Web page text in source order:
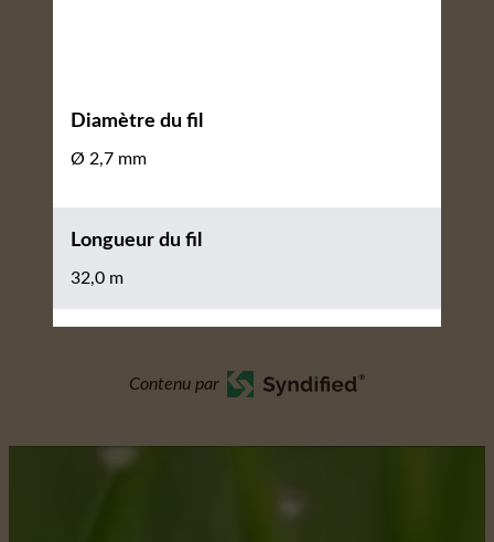
Diamètre du fil
Ø 2,7 mm
Longueur du fil
32,0 m
Contenu par